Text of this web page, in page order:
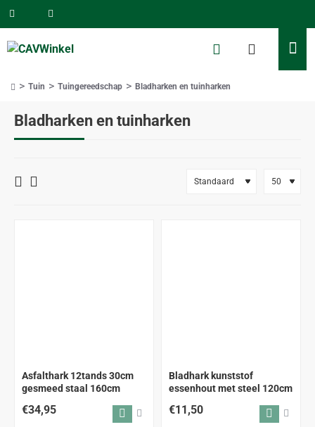
Bladharken en tuinharken
Tuin Tuingereedschap Bladharken en tuinharken
ALLEEN AFHALEN
Asfalthark 12tands 30cm
gesmeed staal 160cm
€34,95 ALLEEN AFHALEN
Bladhark kunststof
essenhout met steel 120cm
€11,50